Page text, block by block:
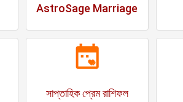
AstroSage Marriage
সাপ্তাহিক প্রেম রাশিফল